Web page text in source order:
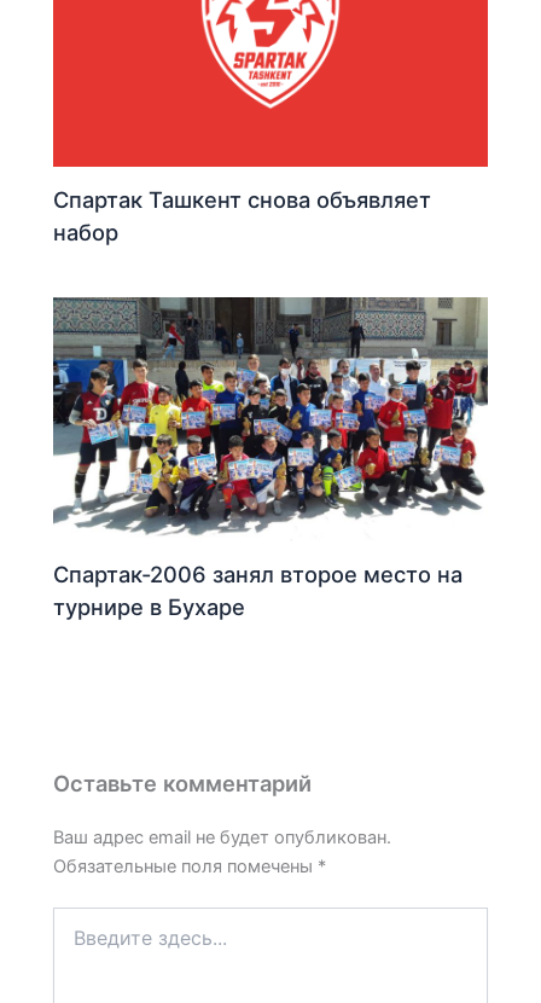
Спартак Ташкент снова объявляет
набор
Спартак-2006 занял второе место на
турнире в Бухаре
Оставьте комментарий
Ваш адрес email не будет опубликован.
Обязательные поля помечены *
здесь...